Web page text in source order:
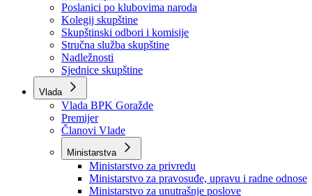
Skupština BPK Goražde
Rukovodstvo
Poslanici po strankama
Poslanici po klubovima naroda
Kolegij skupštine
Skupštinski odbori i komisije
Stručna služba skupštine
Nadležnosti
Sjednice skupštine
Vlada
Vlada BPK Goražde
Premijer
Članovi Vlade
Ministarstva